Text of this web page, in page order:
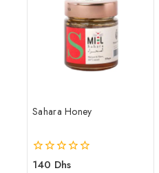
Sahara Honey
0
140 Dhs